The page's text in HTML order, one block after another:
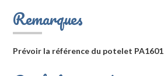
Remarques
Prévoir la référence du potelet PA1601